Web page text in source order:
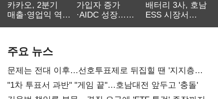
카카오, 2분기
매출·영업익 역대
가입자 증가
·AIDC 성장…
배터리 3사, 호남
ESS 시장서
주요 뉴스
문제는 전대 이후…선호투표제로 뒤집힐 땐 '지지층
불복'
"1차 투표서 과반" "게임 끝"…호남대전 앞두고 '충돌'